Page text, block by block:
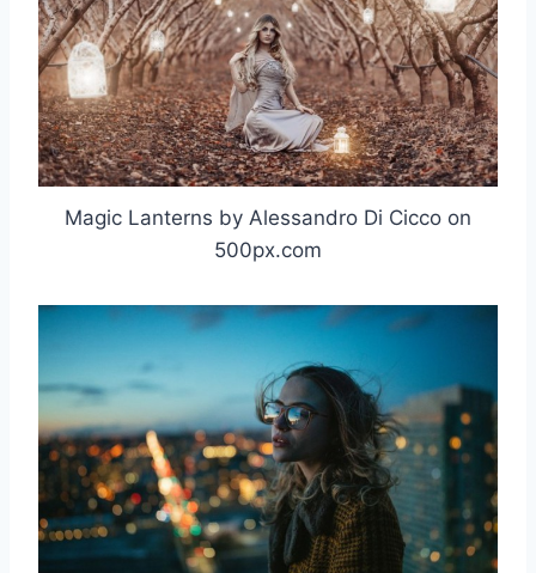
Magic Lanterns by Alessandro Di Cicco on
500px.com